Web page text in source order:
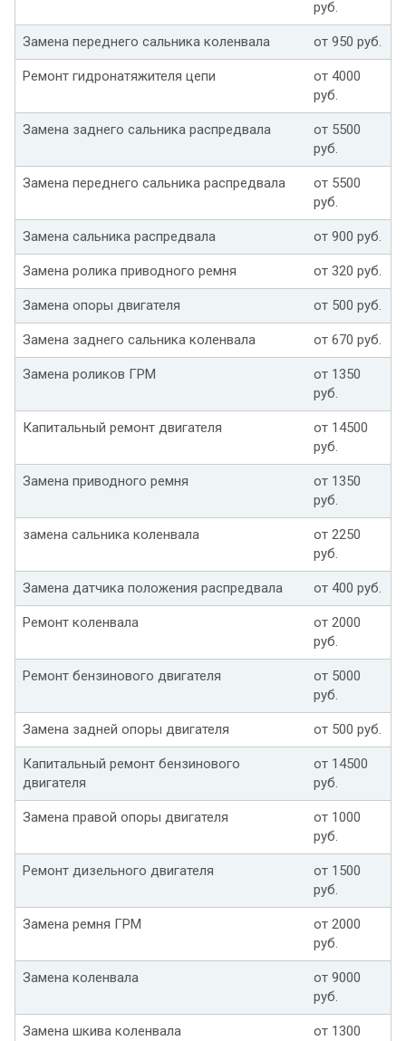
руб.
Замена переднего сальника коленвала от 950 руб.
Ремонт гидронатяжителя цепи
от 4000
руб.
Замена заднего сальника распредвала
от 5500
руб.
Замена переднего сальника распредвала
от 5500
руб.
Замена сальника распредвала от 900 руб.
Замена ролика приводного ремня от 320 руб.
Замена опоры двигателя от 500 руб.
Замена заднего сальника коленвала от 670 руб.
Замена роликов ГРМ
от 1350
руб.
Капитальный ремонт двигателя
от 14500
руб.
Замена приводного ремня
от 1350
руб.
замена сальника коленвала
от 2250
руб.
Замена датчика положения распредвала от 400 руб.
Ремонт коленвала
от 2000
руб.
Ремонт бензинового двигателя
от 5000
руб.
Замена задней опоры двигателя от 500 руб.
Капитальный ремонт бензинового
двигателя
от 14500
руб.
Замена правой опоры двигателя
от 1000
руб.
Ремонт дизельного двигателя
от 1500
руб.
Замена ремня ГРМ
от 2000
руб.
Замена коленвала
от 9000
руб.
Замена шкива коленвала
от 1300